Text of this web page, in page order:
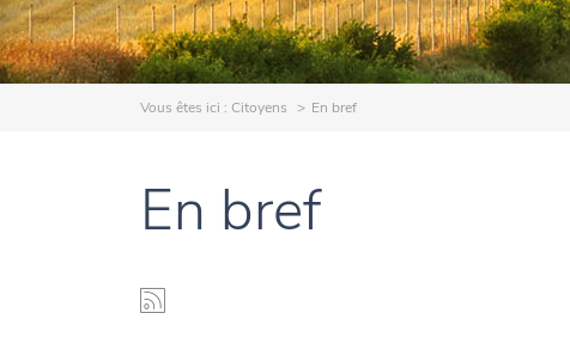
Vous êtes ici : Citoyens En bref
En bref